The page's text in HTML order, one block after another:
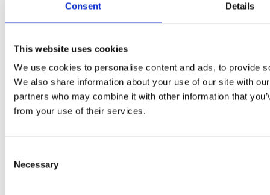
Consent Details
This website uses cookies
We use cookies to personalise content and ads, to provide
We also share information about your use of our site with
partners who may combine it with other information that
from your use of their services.
Selection
Necessary
LEAGUE
FESTIVAL
ALLEY
VÄNNER
system
GENERATION GAMER MEANS BUSINESS
Dr. Tobias Scholz, Dr. Brian McCauley & Markus
12:00–19:00